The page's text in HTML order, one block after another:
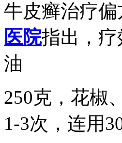
牛皮癣治疗
医院指出，
油
250克，花椒
1-3次，连用